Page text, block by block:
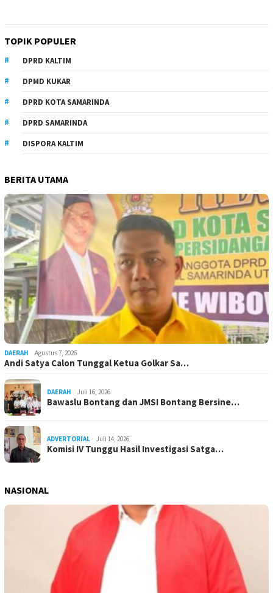
TOPIK POPULER
DPRD KALTIM
DPMD KUKAR
DPRD KOTA SAMARINDA
DPRD SAMARINDA
DISPORA KALTIM
BERITA UTAMA
DAERAH Agustus 7, 2026
Andi Satya Calon Tunggal Ketua Golkar Sa…
DAERAH Juli 16, 2026
Bawaslu Bontang dan JMSI Bontang Bersine…
ADVERTORIAL Juli 14, 2026
Komisi IV Tunggu Hasil Investigasi Satga…
NASIONAL